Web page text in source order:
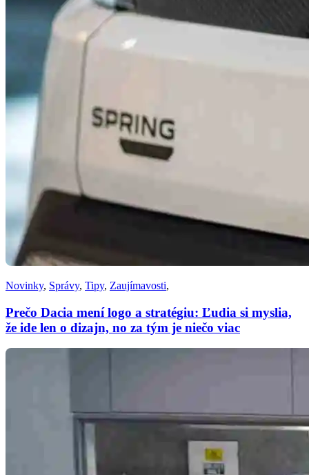
Novinky, Správy, Tipy, Zaujímavosti,
Prečo Dacia mení logo a stratégiu: Ľudia si myslia,
že ide len o dizajn, no za tým je niečo viac